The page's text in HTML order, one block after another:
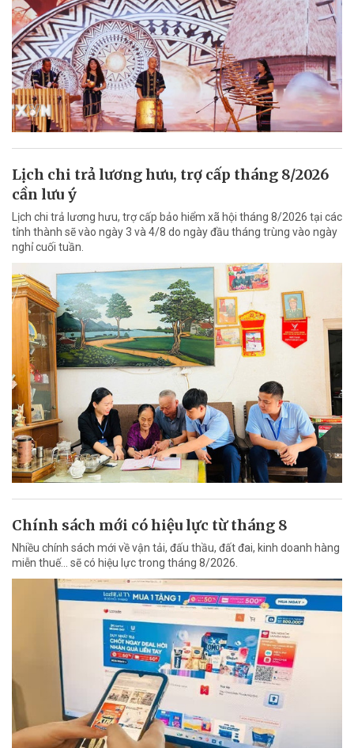
Lịch chi trả lương hưu, trợ cấp tháng 8/2026
cần lưu ý
Lịch chi trả lương hưu, trợ cấp bảo hiểm xã hội tháng 8/2026 tại các
tỉnh thành sẽ vào ngày 3 và 4/8 do ngày đầu tháng trùng vào ngày
nghỉ cuối tuần.
Chính sách mới có hiệu lực từ tháng 8
Nhiều chính sách mới về vận tải, đấu thầu, đất đai, kinh doanh hàng
miễn thuế... sẽ có hiệu lực trong tháng 8/2026.